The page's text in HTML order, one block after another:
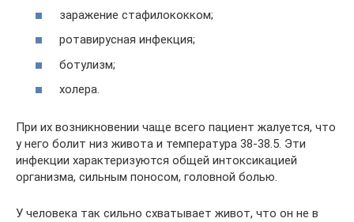
заражение стафилококком;
ротавирусная инфекция;
ботулизм;
холера.
При их возникновении чаще всего пациент жалуется, что
у него болит низ живота и температура 38-38.5. Эти
инфекции характеризуются общей интоксикацией
организма, сильным поносом, головной болью.
У человека так сильно схватывает живот, что он не в